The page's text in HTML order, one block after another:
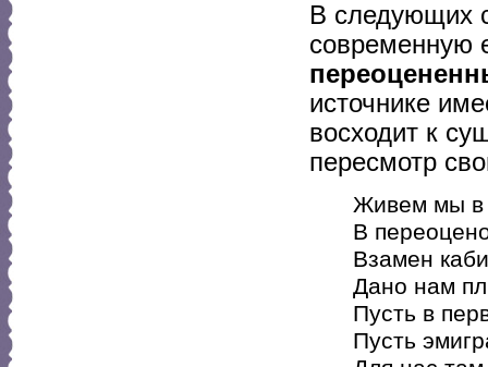
В следующих
современную
источнике
восходит к
пересмотр
Живем мы в
В
Взамен
Дано нам
Пусть в
Пусть